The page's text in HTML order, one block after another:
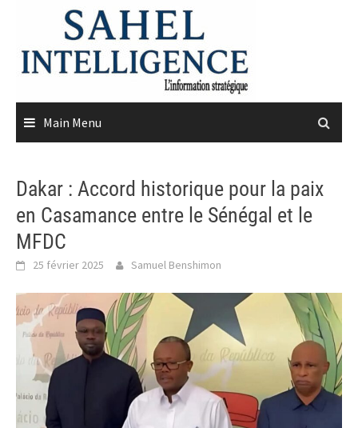
content
Main Menu
Dakar : Accord historique pour la paix
en Casamance entre le Sénégal et le
MFDC
25 février 2025 Samuel Benshimon